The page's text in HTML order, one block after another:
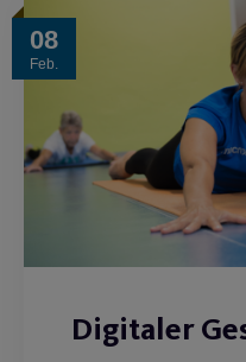
08
Feb.
Digitaler